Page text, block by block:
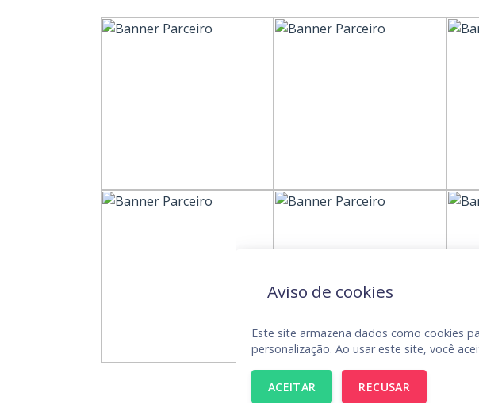
Aviso de cookies
Este site armazena dados como cookies
personalização. Ao usar este site, você
ACEITAR RECUSAR